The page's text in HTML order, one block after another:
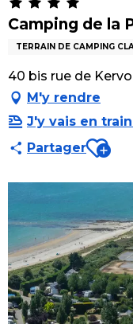
Camping de la
TERRAIN DE CAMPING
40 bis rue de
M'y rendre
J'y vais en
PartagerAjouter